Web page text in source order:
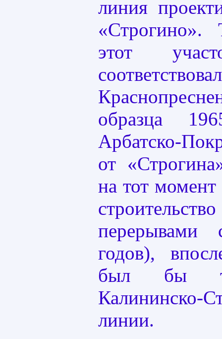
линия
«Строгино».
этот
образца
Арбатско-
от
на тот момент
годов),
был бы
Калининско-
линии.